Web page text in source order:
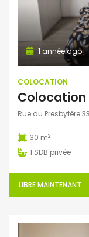
1 année ago
COLOCATION
Colocation
Rue du Presbytère
30 m2
1 SDB privée
LIBRE MAINTENANT